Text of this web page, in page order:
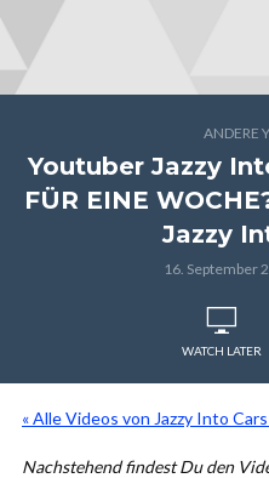
ANDERE
Youtuber Jazzy
FÜR EINE
Jazzy
16. September
WATCH LATER
« Alle Videos von Jazzy Into
Nachstehend findest Du den